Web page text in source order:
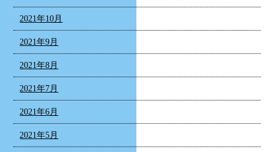
2021年10月
2021年9月
2021年8月
2021年7月
2021年6月
2021年5月